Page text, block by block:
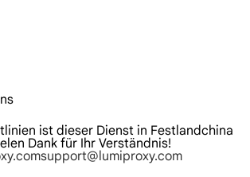
ist dieser Dienst in Festlandchina
Dank für Ihr Verständnis!
support@lumiproxy.com